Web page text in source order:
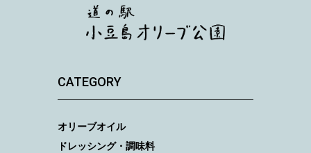
CATEGORY
オリーブオイル
ドレッシング・調味料